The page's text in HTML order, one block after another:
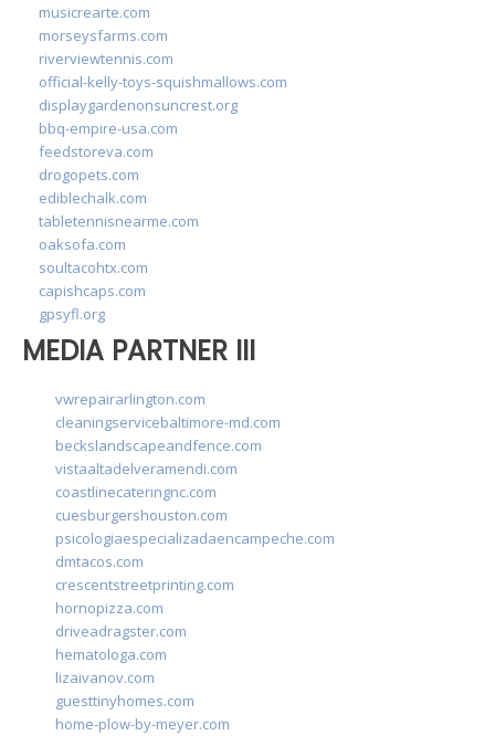
musicrearte.com
morseysfarms.com
riverviewtennis.com
official-kelly-toys-squishmallows.com
displaygardenonsuncrest.org
bbq-empire-usa.com
feedstoreva.com
drogopets.com
ediblechalk.com
tabletennisnearme.com
oaksofa.com
soultacohtx.com
capishcaps.com
gpsyfl.org
MEDIA PARTNER III
vwrepairarlington.com
cleaningservicebaltimore-md.com
beckslandscapeandfence.com
vistaaltadelveramendi.com
coastlinecateringnc.com
cuesburgershouston.com
psicologiaespecializadaencampeche.com
dmtacos.com
crescentstreetprinting.com
hornopizza.com
driveadragster.com
hematologa.com
lizaivanov.com
guesttinyhomes.com
home-plow-by-meyer.com